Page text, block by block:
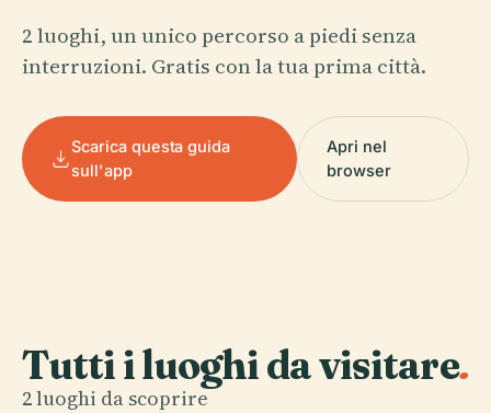
2 luoghi, un unico percorso a piedi senza
interruzioni. Gratis con la tua prima città.
Scarica questa guida
sull'app
Apri nel
browser
Tutti i luoghi da visitare.
2 luoghi da scoprire